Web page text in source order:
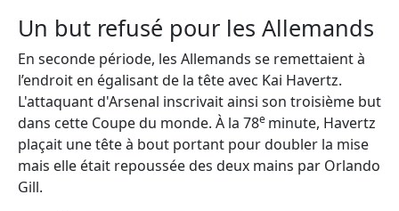
Un but refusé pour les Allemands
En seconde période, les Allemands se remettaient à
l’endroit en égalisant de la tête avec Kai Havertz.
L'attaquant d'Arsenal inscrivait ainsi son troisième but
dans cette Coupe du monde. À la 78e minute, Havertz
plaçait une tête à bout portant pour doubler la mise
mais elle était repoussée des deux mains par Orlando
Gill.